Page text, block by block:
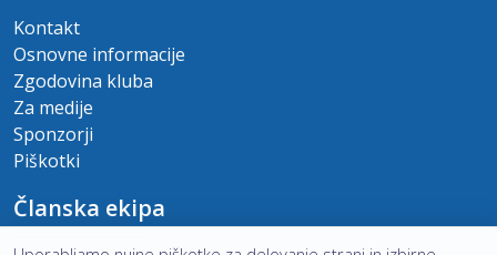
Kontakt
Osnovne informacije
Zgodovina kluba
Za medije
Sponzorji
Piškotki
Članska ekipa